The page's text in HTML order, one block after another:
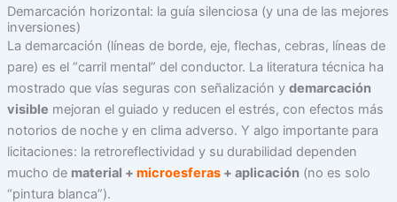
Demarcación horizontal: la guía silenciosa (y una de las mejores
inversiones)
La demarcación (líneas de borde, eje, flechas, cebras, líneas de
pare) es el “carril mental” del conductor. La literatura técnica ha
mostrado que vías seguras con señalización y demarcación
visible mejoran el guiado y reducen el estrés, con efectos más
notorios de noche y en clima adverso. Y algo importante para
licitaciones: la retroreflectividad y su durabilidad dependen
mucho de material + microesferas+ aplicación (no es solo
“pintura blanca”).